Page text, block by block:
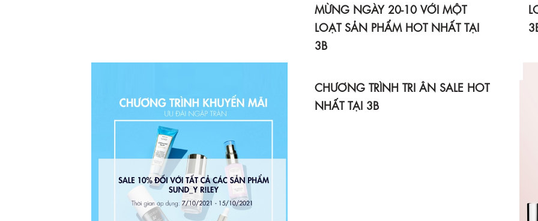
MỪNG NGÀY 20-10 VỚI MỘT
LOẠT SẢN PHẨM HOT NHẤT TẠI
3B
CHƯƠNG TRÌNH TRI ÂN SALE HOT
NHẤT TẠI 3B